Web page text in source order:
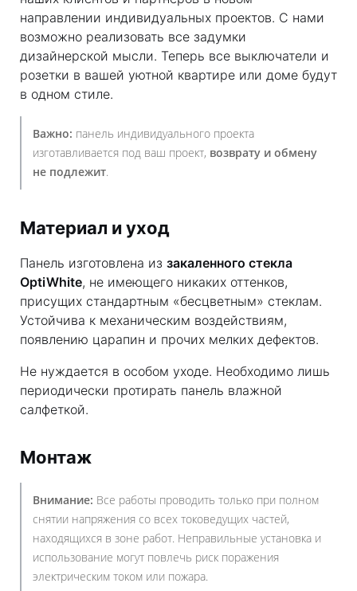
направлении индивидуальных проектов. С нами
возможно реализовать все задумки
дизайнерской мысли. Теперь все выключатели и
розетки в вашей уютной квартире или доме будут
в одном стиле.
Важно: панель индивидуального проекта
изготавливается под ваш проект, возврату и обмену
не подлежит.
Материал и уход
Панель изготовлена из закаленного стекла
OptiWhite, не имеющего никаких оттенков,
присущих стандартным «бесцветным» стеклам.
Устойчива к механическим воздействиям,
появлению царапин и прочих мелких дефектов.
Не нуждается в особом уходе. Необходимо лишь
периодически протирать панель влажной
салфеткой.
Монтаж
Внимание: Все работы проводить только при полном
снятии напряжения со всех токоведущих частей,
находящихся в зоне работ. Неправильные установка и
использование могут повлечь риск поражения
электрическим током или пожара.